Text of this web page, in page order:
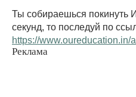
Ты собираешься покинуть
секунд, то последуй по
https://
Реклама